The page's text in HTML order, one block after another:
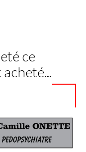
ce